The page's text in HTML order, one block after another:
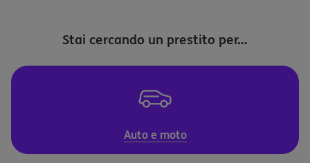
Stai cercando un prestito per...
Auto e moto